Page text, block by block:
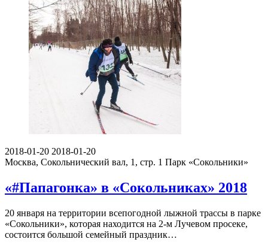
2018-01-20 2018-01-20
Москва, Сокольнический вал, 1, стр. 1 Парк «Сокольники»
«#Папагонка» в «Сокольниках» 2018
20 января на территории всепогодной лыжной трассы в парке
«Сокольники», которая находится на 2-м Лучевом просеке,
состоится большой семейный праздник…